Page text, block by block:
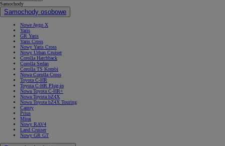
Samochody
Samochody osobowe
Nowe Aygo X
Yaris
GR Yaris
Yaris Cross
Nowy Yaris Cross
Nowy Urban Cruiser
Corolla Hatchback
Corolla Sedan
Corolla TS Kombi
Nowa Corolla Cross
Toyota C-HR
Toyota C-HR Plug-in
Nowa Toyota C-HR+
Nowa Toyota bZ4X
Nowa Toyota bZ4X Touring
Camry
Prius
Mirai
Nowy RAV4
Land Cruiser
Nowy GR GT